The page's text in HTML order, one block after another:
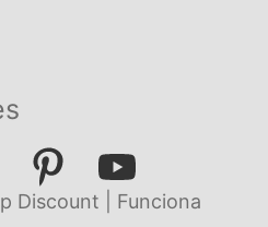
Discount | Funciona